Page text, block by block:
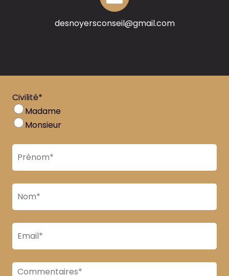
desnoyersconseil@gmail.com
Civilité*
Madame
Monsieur